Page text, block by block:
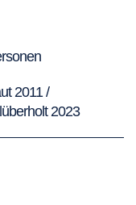
2011 /
2023